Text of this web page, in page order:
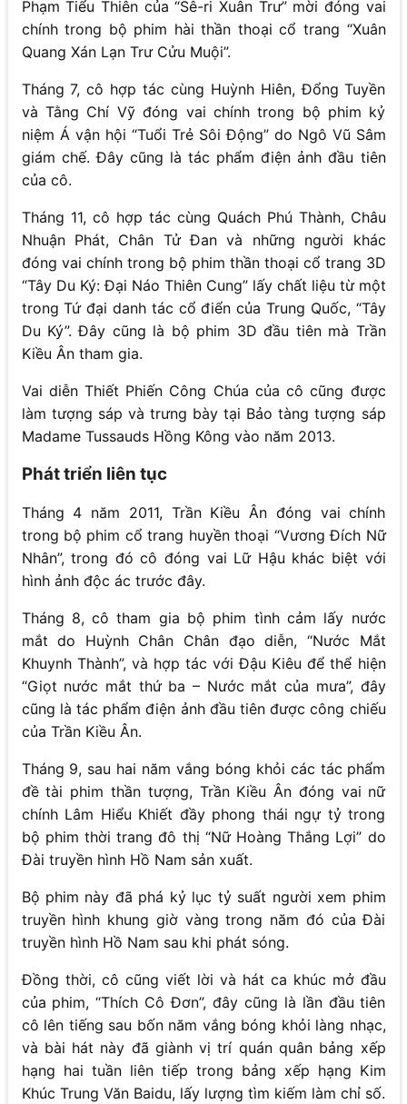
Phạm Tiểu Thiên của “Sê-ri Xuân Trư” mời đóng vai
chính trong bộ phim hài thần thoại cổ trang “Xuân
Quang Xán Lạn Trư Cửu Muội”.
Tháng 7, cô hợp tác cùng Huỳnh Hiên, Đổng Tuyền
và Tằng Chí Vỹ đóng vai chính trong bộ phim kỷ
niệm Á vận hội “Tuổi Trẻ Sôi Động” do Ngô Vũ Sâm
giám chế. Đây cũng là tác phẩm điện ảnh đầu tiên
của cô.
Tháng 11, cô hợp tác cùng Quách Phú Thành, Châu
Nhuận Phát, Chân Tử Đan và những người khác
đóng vai chính trong bộ phim thần thoại cổ trang 3D
“Tây Du Ký: Đại Náo Thiên Cung” lấy chất liệu từ một
trong Tứ đại danh tác cổ điển của Trung Quốc, “Tây
Du Ký”. Đây cũng là bộ phim 3D đầu tiên mà Trần
Kiều Ân tham gia.
Vai diễn Thiết Phiến Công Chúa của cô cũng được
làm tượng sáp và trưng bày tại Bảo tàng tượng sáp
Madame Tussauds Hồng Kông vào năm 2013.
Phát triển liên tục
Tháng 4 năm 2011, Trần Kiều Ân đóng vai chính
trong bộ phim cổ trang huyền thoại “Vương Đích Nữ
Nhân”, trong đó cô đóng vai Lữ Hậu khác biệt với
hình ảnh độc ác trước đây.
Tháng 8, cô tham gia bộ phim tình cảm lấy nước
mắt do Huỳnh Chân Chân đạo diễn, “Nước Mắt
Khuynh Thành”, và hợp tác với Đậu Kiêu để thể hiện
“Giọt nước mắt thứ ba – Nước mắt của mưa”, đây
cũng là tác phẩm điện ảnh đầu tiên được công chiếu
của Trần Kiều Ân.
Tháng 9, sau hai năm vắng bóng khỏi các tác phẩm
đề tài phim thần tượng, Trần Kiều Ân đóng vai nữ
chính Lâm Hiểu Khiết đầy phong thái ngự tỷ trong
bộ phim thời trang đô thị “Nữ Hoàng Thắng Lợi” do
Đài truyền hình Hồ Nam sản xuất.
Bộ phim này đã phá kỷ lục tỷ suất người xem phim
truyền hình khung giờ vàng trong năm đó của Đài
truyền hình Hồ Nam sau khi phát sóng.
Đồng thời, cô cũng viết lời và hát ca khúc mở đầu
của phim, “Thích Cô Đơn”, đây cũng là lần đầu tiên
cô lên tiếng sau bốn năm vắng bóng khỏi làng nhạc,
và bài hát này đã giành vị trí quán quân bảng xếp
hạng hai tuần liên tiếp trong bảng xếp hạng Kim
Khúc Trung Văn Baidu, lấy lượng tìm kiếm làm chỉ số.